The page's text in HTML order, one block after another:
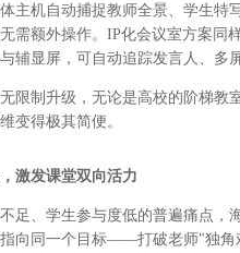
主机自动捕捉教师全景、学生特
需额外操作。IP化会议室方案同
辅显屏，可自动追踪发言人、多
制升级，无论是高校的阶梯教
变得极其简便。
激发课堂双向活力
、学生参与度低的普遍痛点，
向同一个目标——打破老师"独角